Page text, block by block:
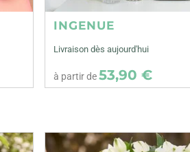
INGENUE
Livraison dès aujourd'hui
à partir de53,90 €